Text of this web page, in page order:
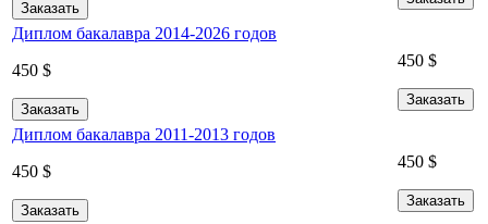
Заказать
Диплом бакалавра 2014-2026 годов
450 $
Заказать
450 $
Заказать
Диплом бакалавра 2011-2013 годов
450 $
Заказать
450 $
Заказать